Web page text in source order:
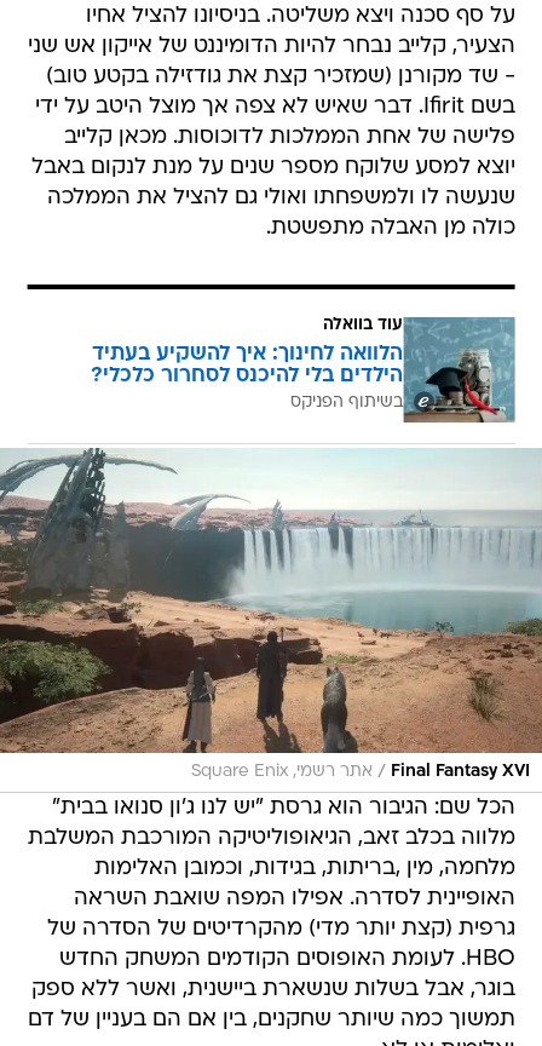
על סף סכנה ויצא משליטה. בניסיונו להציל אחיו
הצעיר, קלייב נבחר להיות הדומיננט של אייקון אש שני
- שד מקורנן (שמזכיר קצת את גודזילה בקטע טוב)
בשם Ifirit. דבר שאיש לא צפה אך מוצל היטב על ידי
פלישה של אחת הממלכות לדוכוסות. מכאן קלייב
יוצא למסע שלוקח מספר שנים על מנת לנקום באבל
שנעשה לו ולמשפחתו ואולי גם להציל את הממלכה
כולה מן האבלה מתפשטת.
עוד בוואלה
הלוואה לחינוך: איך להשקיע בעתיד
הילדים בלי להיכנס לסחרור כלכלי?
בשיתוף הפניקס
Final Fantasy XVI
/ אתר רשמי, Square Enix
הכל שם: הגיבור הוא גרסת "יש לנו ג'ון סנואו בבית"
מלווה בכלב זאב, הגיאופוליטיקה המורכבת המשלבת
מלחמה, מין ,בריתות, בגידות, וכמובן האלימות
האופיינית לסדרה. אפילו המפה שואבת השראה
גרפית (קצת יותר מדי) מהקרדיטים של הסדרה של
HBO. לעומת האופוסים הקודמים המשחק החדש
בוגר, אבל בשלות שנשארת ביישנית, ואשר ללא ספק
תמשוך כמה שיותר שחקנים, בין אם הם בעניין של דם